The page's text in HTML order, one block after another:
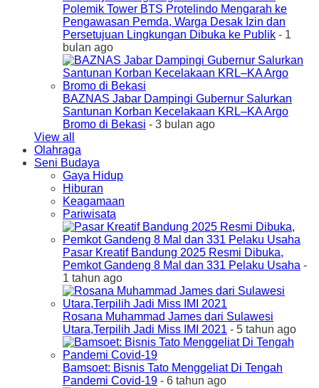
Polemik Tower BTS Protelindo Mengarah ke
Pengawasan Pemda, Warga Desak Izin dan
Persetujuan Lingkungan Dibuka ke Publik - 1
bulan ago
BAZNAS Jabar Dampingi Gubernur Salurkan
Santunan Korban Kecelakaan KRL–KA Argo
Bromo di Bekasi - 3 bulan ago
View all
Olahraga
Seni Budaya
Gaya Hidup
Hiburan
Keagamaan
Pariwisata
Pasar Kreatif Bandung 2025 Resmi Dibuka,
Pemkot Gandeng 8 Mal dan 331 Pelaku Usaha -
1 tahun ago
Rosana Muhammad James dari Sulawesi
Utara,Terpilih Jadi Miss IMI 2021 - 5 tahun ago
Bamsoet: Bisnis Tato Menggeliat Di Tengah
Pandemi Covid-19 - 6 tahun ago